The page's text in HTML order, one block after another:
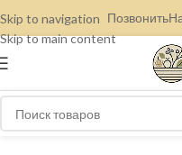
Skip to navigation
Skip to main content
Позвонить